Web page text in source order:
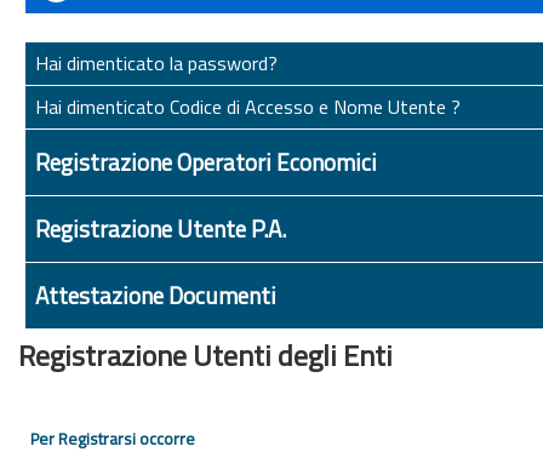
Hai dimenticato la password?
Hai dimenticato Codice di Accesso e Nome Utente ?
Registrazione Operatori Economici
Registrazione Utente P.A.
Attestazione Documenti
Registrazione Utenti degli Enti
Per Registrarsi occorre